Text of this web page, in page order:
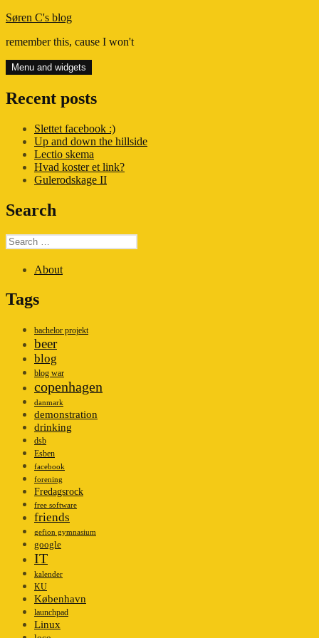
Skip
content
Søren C's blog
remember this, cause I won't
Menu and widgets
Recent posts
Slettet facebook :)
Up and down the hillside
Lectio skema
Hvad koster et link?
Gulerodskage II
Search
Search
for:
About
Tags
bachelor projekt
beer
blog
blog war
copenhagen
danmark
demonstration
drinking
dsb
Esben
facebook
forening
Fredagsrock
free software
friends
gefion gymnasium
google
IT
kalender
KU
København
launchpad
Linux